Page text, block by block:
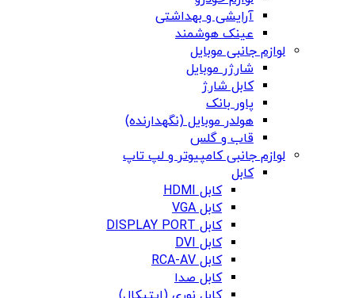
آرایشی و بهداشتی
عینک هوشمند
لوازم جانبی موبایل
شارژر موبایل
کابل شارژ
پاور بانک
هولدر موبایل (نگهدارنده)
قاب و گلس
لوازم جانبی کامپیوتر و لپ تاپ
کابل
کابل HDMI
کابل VGA
کابل DISPLAY PORT
کابل DVI
کابل RCA-AV
کابل صدا